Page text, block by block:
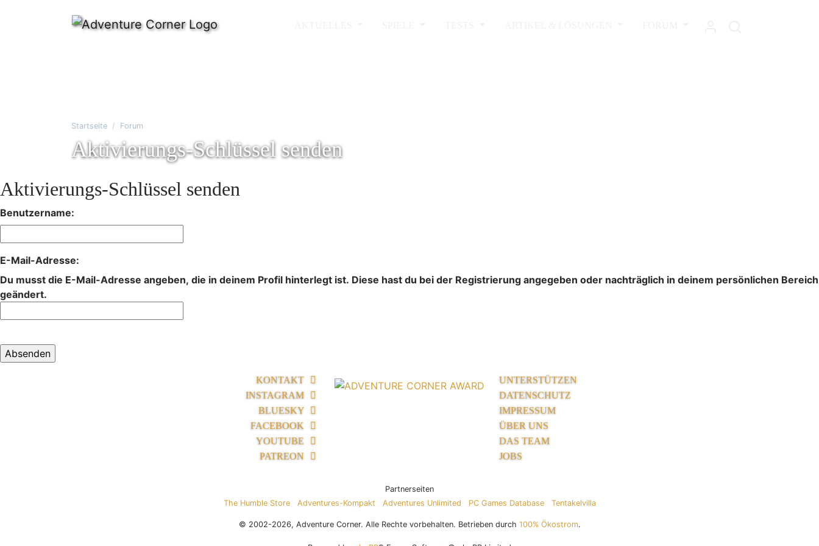
Startseite Forum
Aktivierungs-Schlüssel senden
Aktivierungs-Schlüssel senden
Benutzername:
E-Mail-Adresse:
Du musst die E-Mail-Adresse angeben, die in deinem Profil hinterlegt ist. Diese hast du bei der Registrierung angegeben oder nachträglich in deinem persönlichen Bereich
geändert.
KONTAKT
INSTAGRAM
BLUESKY
FACEBOOK
YOUTUBE
PATREON
UNTERSTÜTZEN
DATENSCHUTZ
IMPRESSUM
ÜBER UNS
DAS TEAM
JOBS
Partnerseiten
The Humble Store
Adventures-Kompakt Adventures Unlimited PC Games Database Tentakelvilla
© 2002-2026, Adventure Corner. Alle Rechte vorbehalten. Betrieben durch 100% Ökostrom.